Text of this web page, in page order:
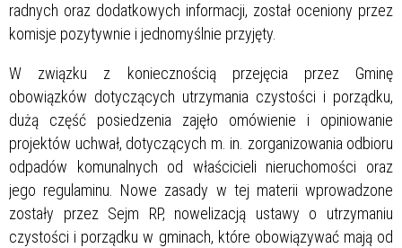
radnych oraz dodatkowych informacji, został oceniony przez
komisje pozytywnie i jednomyślnie przyjęty.
W związku z koniecznością przejęcia przez Gminę
obowiązków dotyczących utrzymania czystości i porządku,
dużą część posiedzenia zajęło omówienie i opiniowanie
projektów uchwał, dotyczących m. in. zorganizowania odbioru
odpadów komunalnych od właścicieli nieruchomości oraz
jego regulaminu. Nowe zasady w tej materii wprowadzone
zostały przez Sejm RP, nowelizacją ustawy o utrzymaniu
czystości i porządku w gminach, które obowiązywać mają od